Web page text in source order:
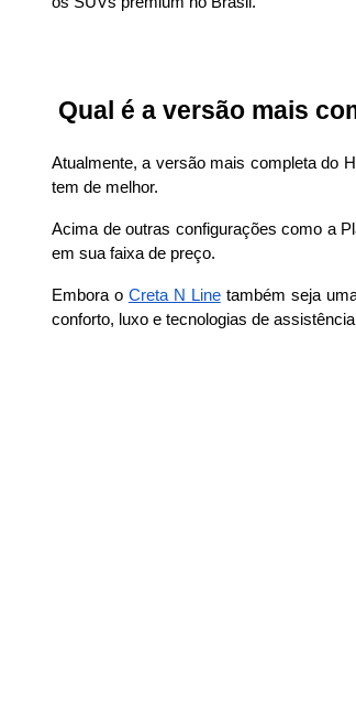
Qual é a versão mais
Atualmente, a versão mais completa do
tem de melhor.
Acima de outras configurações como a
em sua faixa de preço.
Embora o Creta N Line também seja
conforto, luxo e tecnologias de